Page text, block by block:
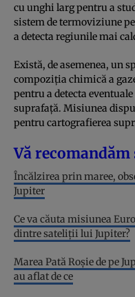
cu unghi larg pentru a
sistem de termoviziune
a detecta regiunile mai
Există, de asemenea, un
compoziția chimică a
pentru a detecta
suprafață. Misiunea
pentru cartografierea
Vă
Încălzirea prin maree,
Jupiter
Ce va căuta misiunea
dintre sateliții lui Jupiter?
Marea Pată Roșie de pe
au aflat de ce